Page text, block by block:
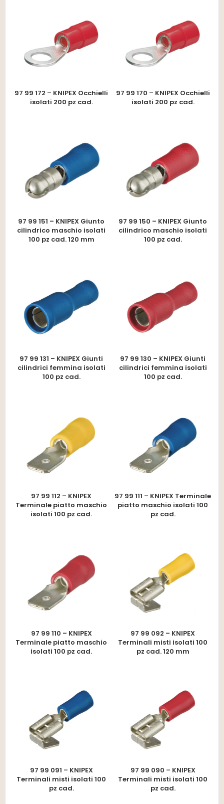
97 99 172 – KNIPEX Occhielli
isolati 200 pz cad.
97 99 170 – KNIPEX Occhielli
isolati 200 pz cad.
97 99 151 – KNIPEX Giunto
cilindrico maschio isolati
100 pz cad. 120 mm
97 99 150 – KNIPEX Giunto
cilindrico maschio isolati
100 pz cad.
97 99 131 – KNIPEX Giunti
cilindrici femmina isolati
100 pz cad.
97 99 130 – KNIPEX Giunti
cilindrici femmina isolati
100 pz cad.
97 99 112 – KNIPEX
Terminale piatto maschio
isolati 100 pz cad.
97 99 111 – KNIPEX Terminale
piatto maschio isolati 100
pz cad.
97 99 110 – KNIPEX
Terminale piatto maschio
isolati 100 pz cad.
97 99 092 – KNIPEX
Terminali misti isolati 100
pz cad. 120 mm
97 99 091 – KNIPEX
Terminali misti isolati 100
pz cad.
97 99 090 – KNIPEX
Terminali misti isolati 100
pz cad.